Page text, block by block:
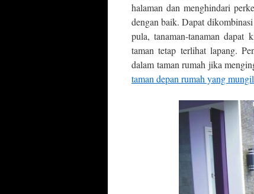
halaman dan menghindari
dengan baik. Dapat
pula, tanaman-tanaman
taman tetap terlihat lapang.
dalam taman rumah jika
taman depan rumah yang